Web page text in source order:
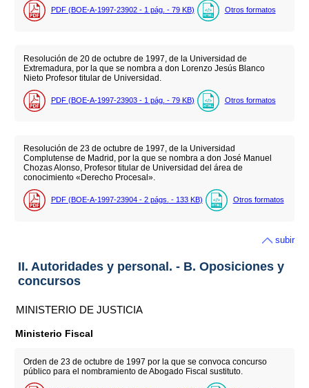
PDF (BOE-A-1997-23902 - 1 pág. - 79 KB) Otros formatos
Resolución de 20 de octubre de 1997, de la Universidad de
Extremadura, por la que se nombra a don Lorenzo Jesús Blanco
Nieto Profesor titular de Universidad.
PDF (BOE-A-1997-23903 - 1 pág. - 79 KB) Otros formatos
Resolución de 23 de octubre de 1997, de la Universidad
Complutense de Madrid, por la que se nombra a don José Manuel
Chozas Alonso, Profesor titular de Universidad del área de
conocimiento «Derecho Procesal».
PDF (BOE-A-1997-23904 - 2 págs. - 133 KB) Otros formatos
subir
II. Autoridades y personal. - B. Oposiciones y
concursos
MINISTERIO DE JUSTICIA
Ministerio Fiscal
Orden de 23 de octubre de 1997 por la que se convoca concurso
público para el nombramiento de Abogado Fiscal sustituto.